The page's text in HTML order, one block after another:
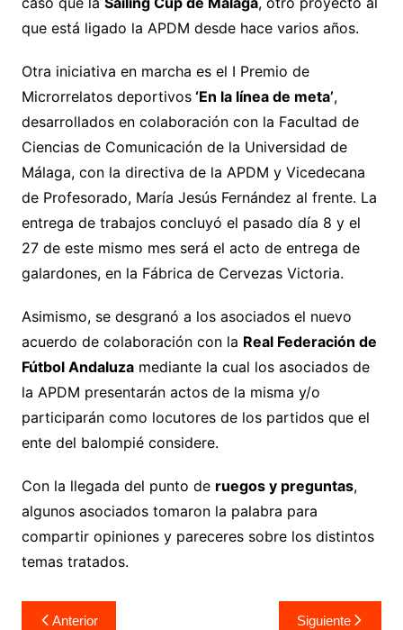
que está ligado la APDM desde hace varios años.
Otra iniciativa en marcha es el I Premio de
Microrrelatos deportivos‘En la línea de meta’,
desarrollados en colaboración con la Facultad de
Ciencias de Comunicación de la Universidad de
Málaga, con la directiva de la APDM y Vicedecana
de Profesorado, María Jesús Fernández al frente. La
entrega de trabajos concluyó el pasado día 8 y el
27 de este mismo mes será el acto de entrega de
galardones, en la Fábrica de Cervezas Victoria.
Asimismo, se desgranó a los asociados el nuevo
acuerdo de colaboración con la Real Federación de
Fútbol Andaluzamediante la cual los asociados de
la APDM presentarán actos de la misma y/o
participarán como locutores de los partidos que el
ente del balompié considere.
Con la llegada del punto de ruegos y preguntas,
algunos asociados tomaron la palabra para
compartir opiniones y pareceres sobre los distintos
temas tratados.
Anterior Siguiente